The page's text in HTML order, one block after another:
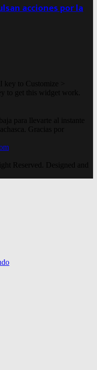
acciones por la
to Customize >
to get this widget work.
para llevarte al instante
Gracias por
Reserved. Designed and